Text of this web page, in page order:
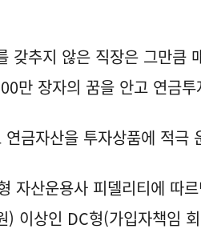
갖추지 않은 직장은 그만큼
만 장자의 꿈을 안고 연금
금자산을 투자상품에 적극
자산운용사 피델리티에 따
이상인 DC형(가입자책임